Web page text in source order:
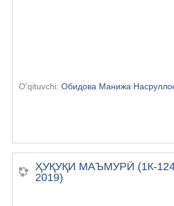
O'qituvchi: Обидова Манижа
ҲУҚУҚИ МАЪМУРӢ (1К-
2019)